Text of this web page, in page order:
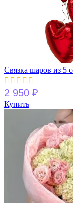
Связка шаров из 5
2 950 ₽
Купить